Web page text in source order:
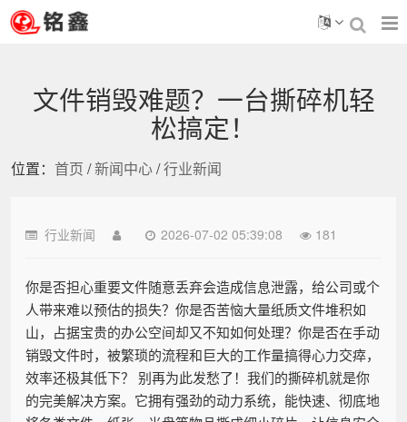
文件销毁难题？一台撕碎机轻
松搞定！
位置： 首页 /新闻中心/行业新闻
行业新闻 2026-07-02 05:39:08 181
你是否担心重要文件随意丢弃会造成信息泄露，给公司或个
人带来难以预估的损失？你是否苦恼大量纸质文件堆积如
山，占据宝贵的办公空间却又不知如何处理？你是否在手动
销毁文件时，被繁琐的流程和巨大的工作量搞得心力交瘁，
效率还极其低下？ 别再为此发愁了！我们的撕碎机就是你
的完美解决方案。它拥有强劲的动力系统，能快速、彻底地